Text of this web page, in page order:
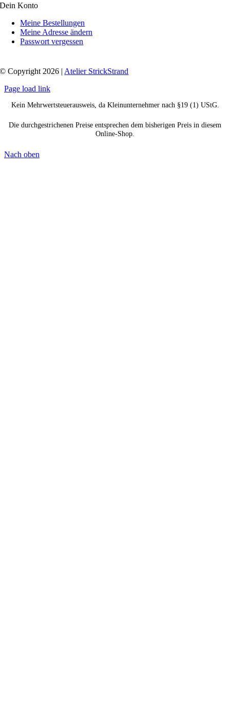
Dein Konto
Meine Bestellungen
Meine Adresse ändern
Passwort vergessen
© Copyright 2026 | Atelier StrickStrand
Page load link
Kein Mehrwertsteuerausweis, da Kleinunternehmer nach §19 (1) UStG.
Die durchgestrichenen Preise entsprechen dem bisherigen Preis in diesem
Online-Shop.
Nach oben